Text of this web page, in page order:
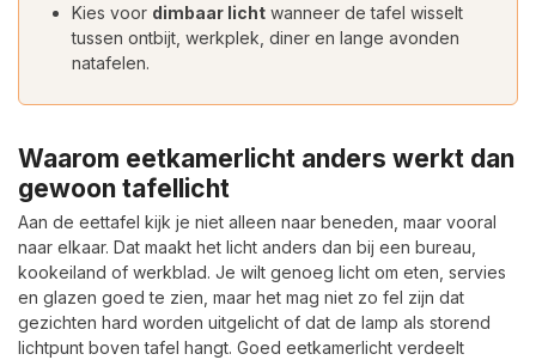
Kies voor dimbaar licht wanneer de tafel wisselt
tussen ontbijt, werkplek, diner en lange avonden
natafelen.
Waarom eetkamerlicht anders werkt dan
gewoon tafellicht
Aan de eettafel kijk je niet alleen naar beneden, maar vooral
naar elkaar. Dat maakt het licht anders dan bij een bureau,
kookeiland of werkblad. Je wilt genoeg licht om eten, servies
en glazen goed te zien, maar het mag niet zo fel zijn dat
gezichten hard worden uitgelicht of dat de lamp als storend
lichtpunt boven tafel hangt. Goed eetkamerlicht verdeelt